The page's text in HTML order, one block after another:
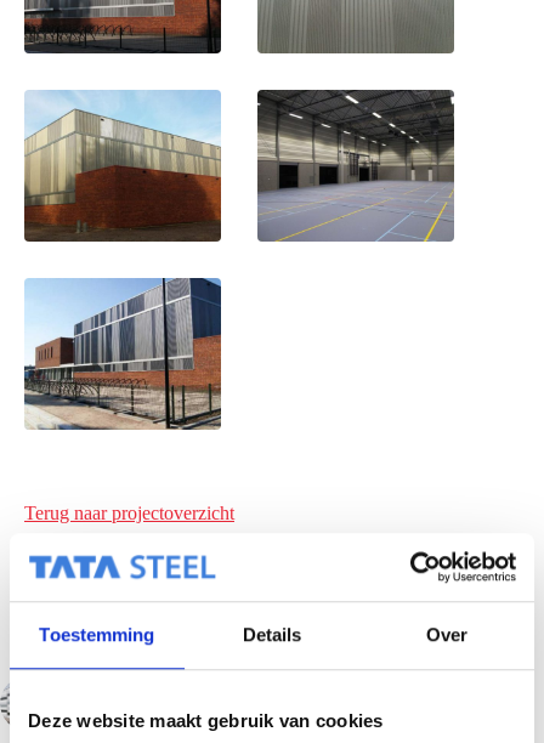
Toestemming Details Over
Deze website maakt gebruik van cookies
Terug naar projectoverzicht